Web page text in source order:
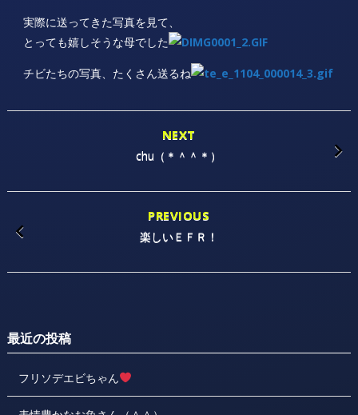
実際に送ってきた写真を見て、
とっても嬉しそうな母でした
チビたちの写真、たくさん送るね
NEXT
chu（＊＾＾＊）
PREVIOUS
楽しいＥＦＲ！
最近の投稿
フリソデエビちゃん